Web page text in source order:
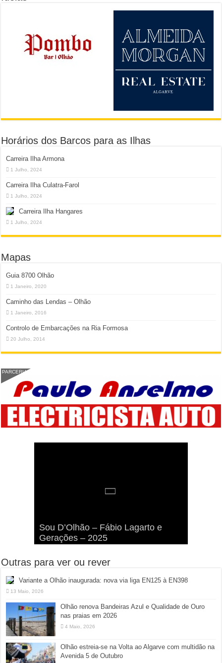
Horários dos Barcos para as Ilhas
Carreira Ilha Armona
1 Julho, 2024
Carreira Ilha Culatra-Farol
1 Julho, 2024
Carreira Ilha Hangares
1 Julho, 2024
Mapas
Guia 8700 Olhão
1 Janeiro, 2020
Caminho das Lendas – Olhão
1 Janeiro, 2016
Controlo de Embarcações na Ria Formosa
20 Julho, 2014
PARCERIA
Qualidade de Ouro nas praias em
2026
Sou D’Olhão – Fábio Lagarto e
Gerações – 2025
Armona: Música, Comida e
Diversão à Beira-Ria!
Taphani X Benkest: Vídeo Musical
na Ilha da Armona
“Lavar a Loiça” na Ilha dos
Hangares
Outras para ver ou rever
Variante a Olhão inaugurada: nova via liga EN125 à EN398
13 Maio, 2026
Olhão renova Bandeiras Azul e Qualidade de Ouro
nas praias em 2026
4 Maio, 2026
Olhão estreia-se na Volta ao Algarve com multidão na
Avenida 5 de Outubro